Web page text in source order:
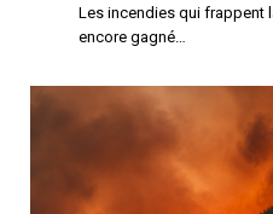
Les incendies qui frappent
encore gagné…